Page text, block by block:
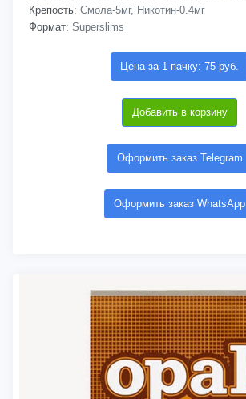
Крепость: Смола-5мг, Никотин-0.4мг
Формат: Superslims
Цена за 1 пачку: 75 руб.
Добавить в корзину
Оформить заказ Telegram
Оформить заказ WhatsApp